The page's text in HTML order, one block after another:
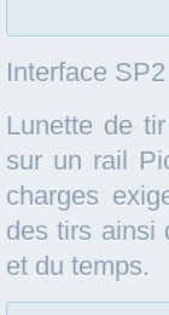
Interface SP2
Lunette de
sur un rail
charges
des tirs ainsi
et du temps.